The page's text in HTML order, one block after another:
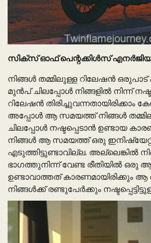
സിക്സ് ഓഫ് പെന്റക്കിൾസ്
നിങ്ങൾ തമ്മിലുള്ള റിലേഷൻ
മുൻപ് ചിലപ്പോൾ നിങ്ങളിൽ നിന്ന്
റിലേഷൻ തിരിച്ചുവന്നതായിരിക്കാം
അപ്പോൾ ആ സമയത്ത് നിങ്ങൾ
ചിലപ്പോൾ നഷ്ടപ്പെടാൻ ഉണ്ടായ
നിങ്ങൾ ആ സമയത്ത് ഒരു
എടുത്തിട്ടുണ്ടാവില്ല. അല്ലെങ്കിൽ
ഭാഗത്തുനിന്ന് വേണ്ട രീതിയിൽ ഒരു
ഉണ്ടാവാത്തത് കാരണമായിരിക്കും
നിങ്ങൾക്ക് രണ്ടുപേർക്കും